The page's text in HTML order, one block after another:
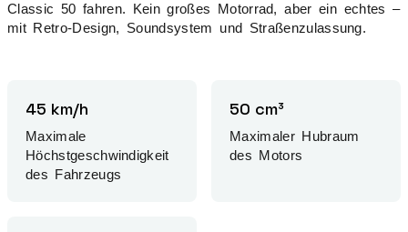
Classic 50 fahren. Kein großes Motorrad, aber ein echtes –
mit Retro-Design, Soundsystem und Straßenzulassung.
45 km/h
Maximale
Höchstgeschwindigkeit
des Fahrzeugs
50 cm³
Maximaler Hubraum
des Motors